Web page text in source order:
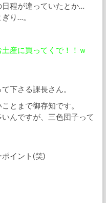
程が違っていたとか…
り…。
産に買ってくで！！ｗ
下さる課長さん。
とまで御存知です。
んですが、三色団子って
イント(笑)